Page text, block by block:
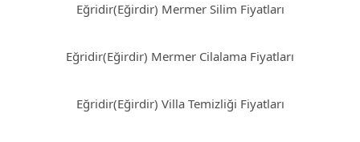
Eğridir(Eğirdir) Mermer Silim Fiyatları
Eğridir(Eğirdir) Mermer Cilalama Fiyatları
Eğridir(Eğirdir) Villa Temizliği Fiyatları